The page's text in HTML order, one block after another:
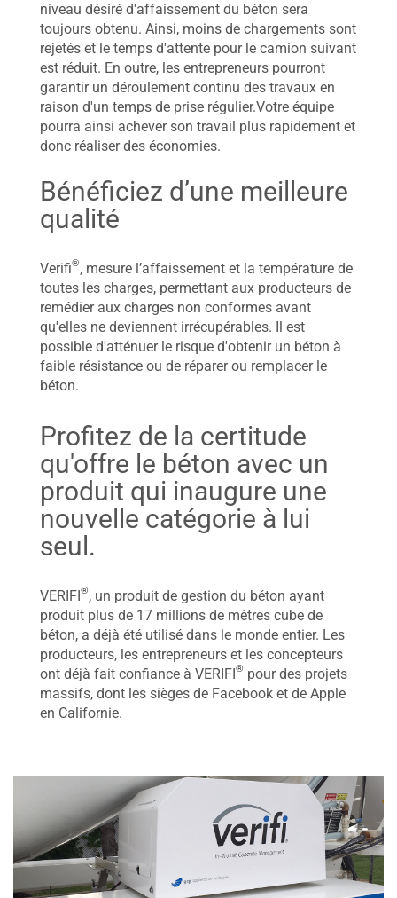
niveau désiré d'affaissement du béton sera
toujours obtenu. Ainsi, moins de chargements sont
rejetés et le temps d'attente pour le camion suivant
est réduit. En outre, les entrepreneurs pourront
garantir un déroulement continu des travaux en
raison d'un temps de prise régulier.Votre équipe
pourra ainsi achever son travail plus rapidement et
donc réaliser des économies.
Bénéficiez d’une meilleure
qualité
Verifi®, mesure l’affaissement et la température de
toutes les charges, permettant aux producteurs de
remédier aux charges non conformes avant
qu'elles ne deviennent irrécupérables. Il est
possible d'atténuer le risque d'obtenir un béton à
faible résistance ou de réparer ou remplacer le
béton.
Profitez de la certitude
qu'offre le béton avec un
produit qui inaugure une
nouvelle catégorie à lui
seul.
VERIFI®, un produit de gestion du béton ayant
produit plus de 17 millions de mètres cube de
béton, a déjà été utilisé dans le monde entier. Les
producteurs, les entrepreneurs et les concepteurs
ont déjà fait confiance à VERIFI® pour des projets
massifs, dont les sièges de Facebook et de Apple
en Californie.